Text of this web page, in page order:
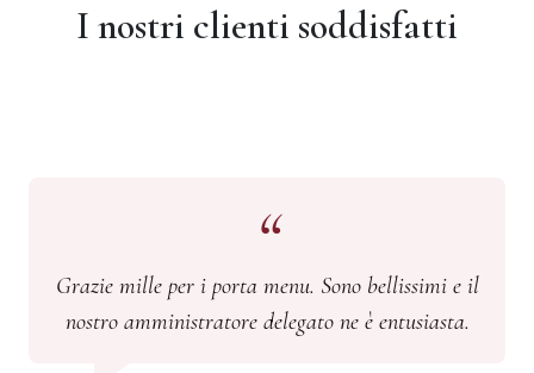
I nostri clienti soddisfatti
Grazie mille per i porta menu. Sono bellissimi e il
nostro amministratore delegato ne è entusiasta.